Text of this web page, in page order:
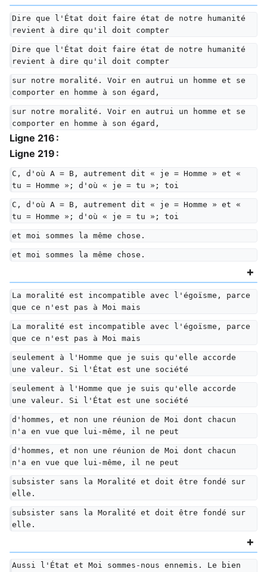
Dire que l'État doit faire état de notre humanité
revient à dire qu'il doit compter
Dire que l'État doit faire état de notre humanité
revient à dire qu'il doit compter
sur notre moralité. Voir en autrui un homme et se
comporter en homme à son égard,
sur notre moralité. Voir en autrui un homme et se
comporter en homme à son égard,
Ligne 216 :
Ligne 219 :
C, d'où A = B, autrement dit « je = Homme » et «
tu = Homme »; d'où « je = tu »; toi
C, d'où A = B, autrement dit « je = Homme » et «
tu = Homme »; d'où « je = tu »; toi
et moi sommes la même chose.
et moi sommes la même chose.
La moralité est incompatible avec l'égoïsme, parce
que ce n'est pas à Moi mais
La moralité est incompatible avec l'égoïsme, parce
que ce n'est pas à Moi mais
seulement à l'Homme que je suis qu'elle accorde
une valeur. Si l'État est une société
seulement à l'Homme que je suis qu'elle accorde
une valeur. Si l'État est une société
d'hommes, et non une réunion de Moi dont chacun
n'a en vue que lui-même, il ne peut
d'hommes, et non une réunion de Moi dont chacun
n'a en vue que lui-même, il ne peut
subsister sans la Moralité et doit être fondé sur
elle.
subsister sans la Moralité et doit être fondé sur
elle.
Aussi l'État et Moi sommes-nous ennemis. Le bien